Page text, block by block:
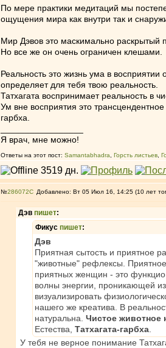
По мере практики медитаций мы
ощущения мира как внутри так и
Мир Дэвов это маскимально раскрытый
Но все же он очень ограничен клешами.
Реальность это жизнь ума в
определяет для тебя твою реальность.
Татхагата воспринимает реальность в
Ум вне восприятия это
гарбха.
Я врач, мне можно!
Ответы на этот пост: Samantabhadra Горсть листьев
№286072 Добавлено: Вт 05 Июл 16, 14:25 (10 лет
Дэв пишет:
Фикус пишет:
Дэв
Приятная сытость и приятное
"животные" рефлексы.
приятных женщин - это
волны энергии, проникающей
визуализировать
нашего же креатива. В
натуральна. Чистое животное
Естества, Татхагата-гарбха
У тебя не верное понимание